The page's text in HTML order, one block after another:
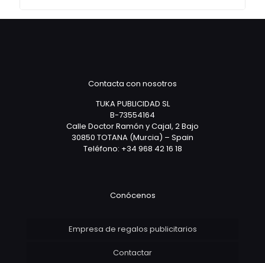
Contacta con nosotros
TUKA PUBLICIDAD SL
B-73554164
Calle Doctor Ramón y Cajal, 2 Bajo
30850 TOTANA (Murcia) – Spain
Teléfono: +34 968 42 16 18
Conócenos
Empresa de regalos publicitarios
Contactar